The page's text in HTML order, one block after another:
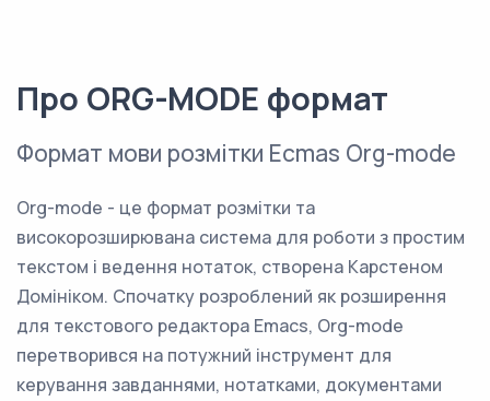
Про ORG-MODE формат
Формат мови розмітки Ecmas Org-mode
Org-mode - це формат розмітки та
високорозширювана система для роботи з простим
текстом і ведення нотаток, створена Карстеном
Домініком. Спочатку розроблений як розширення
для текстового редактора Emacs, Org-mode
перетворився на потужний інструмент для
керування завданнями, нотатками, документами